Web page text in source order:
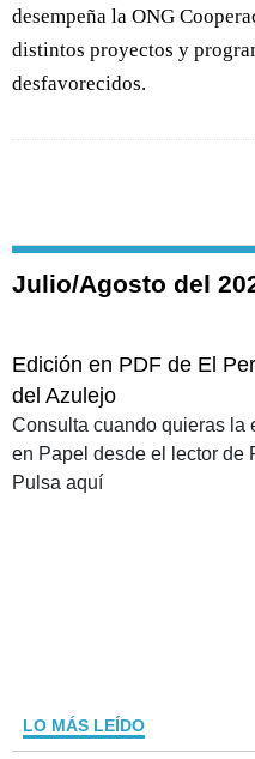
desempeña la ONG
distintos proyectos y
desfavorecidos.
Julio/Agosto del
Edición en PDF de El
del Azulejo
Consulta cuando quieras la
en Papel desde el lector de
Pulsa aquí
LO MÁS LEÍDO